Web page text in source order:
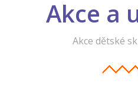
Akce a
Akce dětské